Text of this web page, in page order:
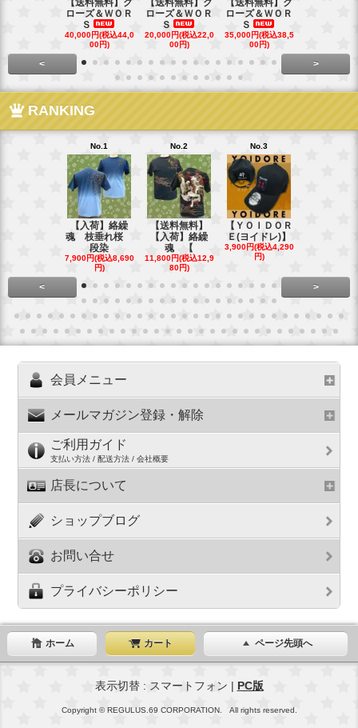
【送料無料】ク
ローズ＆ＷＯＲ
Ｓ
40,000円(税込44,0
00円)
【送料無料】ク
ローズ＆ＷＯＲ
Ｓ
20,000円(税込22,0
00円)
【送料無料】ク
ローズ＆ＷＯＲ
Ｓ
35,000円(税込38,5
00円)
< >
RANKING
No.1
【入荷】絡繰
魂 枝垂れ桜
段染
7,900円(税込8,690
円)
No.2
【送料無料】
【入荷】絡繰
魂 【
11,800円(税込12,9
80円)
No.3
【ＹＯＩＤＯＲ
Ｅ(ヨイドレ)】
3,900円(税込4,290
円)
< >
会員メニュー
メールマガジン登録・解除
ご利用ガイド
支払い方法 / 配送方法 / 会社概要
店長について
ショップブログ
お問い合せ
プライバシーポリシー
ホーム カート ページ先頭へ
表示切替 : スマートフォン | PC版
Copyright © REGULUS.69 CORPORATION. All rights reserved.